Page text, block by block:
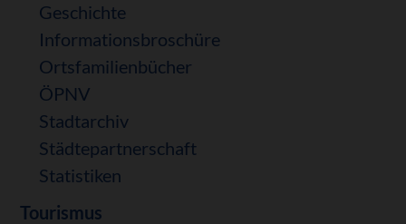
Geschichte
Informationsbroschüre
Ortsfamilienbücher
ÖPNV
Stadtarchiv
Städtepartnerschaft
Statistiken
Tourismus